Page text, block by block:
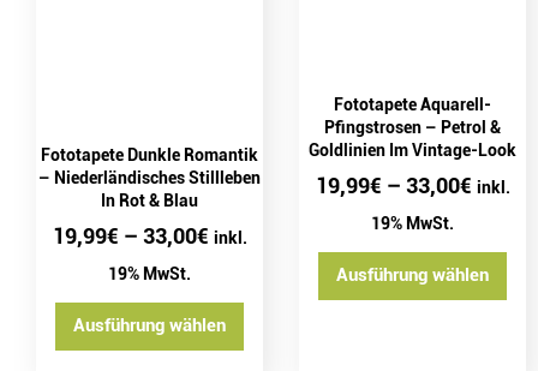
Fototapete Dunkle Romantik
– Niederländisches Stillleben
In Rot & Blau
19,99€ – 33,00€ inkl.
19% MwSt.
Ausführung wählen
Fototapete Aquarell-
Pfingstrosen – Petrol &
Goldlinien Im Vintage-Look
19,99€ – 33,00€ inkl.
19% MwSt.
Ausführung wählen